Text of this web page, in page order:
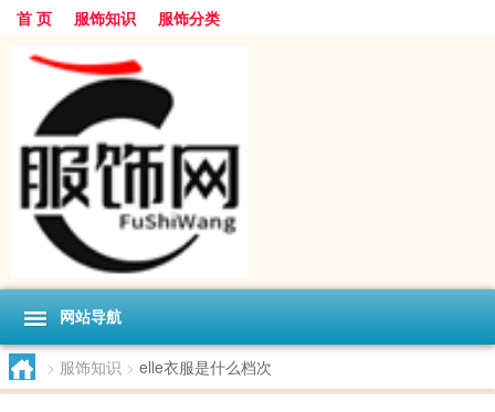
首 页 服饰知识 服饰分类
网站导航
> 服饰知识 > elle衣服是什么档次